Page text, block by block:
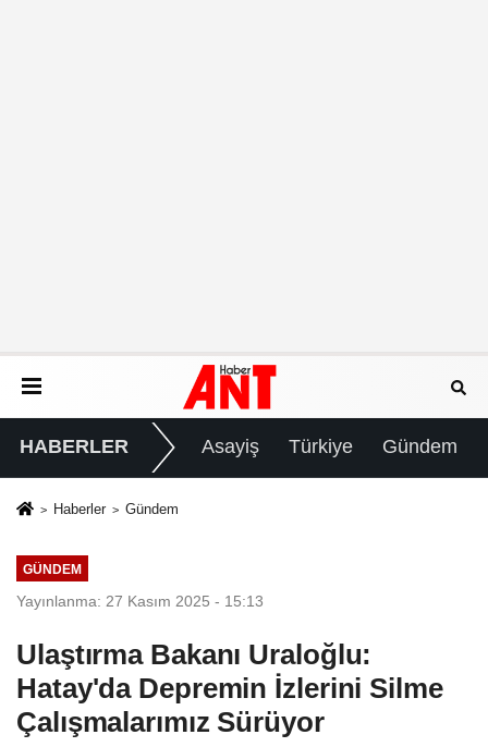
HABERLER Asayiş Türkiye Gündem
Haberler Gündem
GÜNDEM
Yayınlanma: 27 Kasım 2025 - 15:13
Ulaştırma Bakanı Uraloğlu:
Hatay'da Depremin İzlerini Silme
Çalışmalarımız Sürüyor